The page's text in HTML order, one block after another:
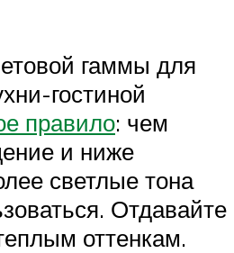
гаммы для
гостиной
правило: чем
и ниже
светлые тона
Отдавайте
оттенкам.